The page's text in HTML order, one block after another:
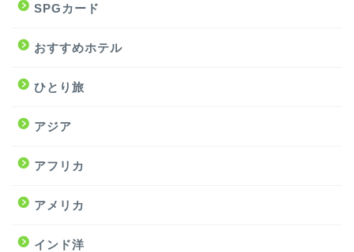
SPGカード
おすすめホテル
ひとり旅
アジア
アフリカ
アメリカ
インド洋